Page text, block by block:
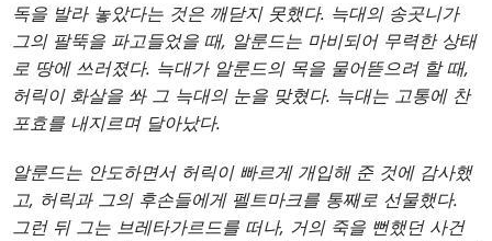
독을 발라 놓았다는 것은 깨닫지 못했다. 늑대의 송곳니가
그의 팔뚝을 파고들었을 때, 알룬드는 마비되어 무력한 상태
로 땅에 쓰러졌다. 늑대가 알룬드의 목을 물어뜯으려 할 때,
허릭이 화살을 쏴 그 늑대의 눈을 맞혔다. 늑대는 고통에 찬
포효를 내지르며 달아났다.
알룬드는 안도하면서 허릭이 빠르게 개입해 준 것에 감사했
고, 허릭과 그의 후손들에게 펠트마크를 통째로 선물했다.
그런 뒤 그는 브레타가르드를 떠나, 거의 죽을 뻔했던 사건